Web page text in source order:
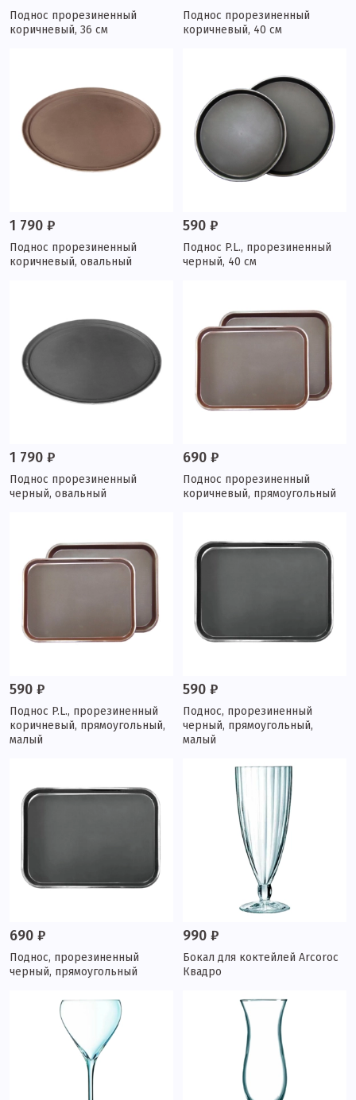
Поднос прорезиненный
коричневый, 36 см
Поднос прорезиненный
коричневый, 40 см
1 790 ₽
Поднос прорезиненный
коричневый, овальный
590 ₽
Поднос P.L., прорезиненный
черный, 40 см
1 790 ₽
Поднос прорезиненный
черный, овальный
690 ₽
Поднос прорезиненный
коричневый, прямоугольный
590 ₽
Поднос P.L., прорезиненный
коричневый, прямоугольный,
малый
590 ₽
Поднос, прорезиненный
черный, прямоугольный,
малый
690 ₽
Поднос, прорезиненный
черный, прямоугольный
990 ₽
Бокал для коктейлей Arcoroc
Квадро